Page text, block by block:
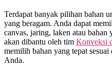
Terdapat banyak pilihan bahan
yang beragam. Anda dapat
canvas, jaring, laken atau
akan dibantu oleh tim Konveksi
memilih bahan yang tepat
Anda.